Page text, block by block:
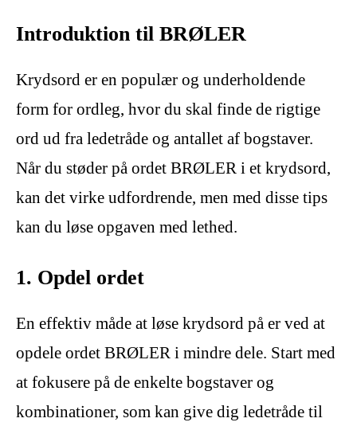
Introduktion til BRØLER
Krydsord er en populær og underholdende
form for ordleg, hvor du skal finde de rigtige
ord ud fra ledetråde og antallet af bogstaver.
Når du støder på ordet BRØLER i et krydsord,
kan det virke udfordrende, men med disse tips
kan du løse opgaven med lethed.
1. Opdel ordet
En effektiv måde at løse krydsord på er ved at
opdele ordet BRØLER i mindre dele. Start med
at fokusere på de enkelte bogstaver og
kombinationer, som kan give dig ledetråde til